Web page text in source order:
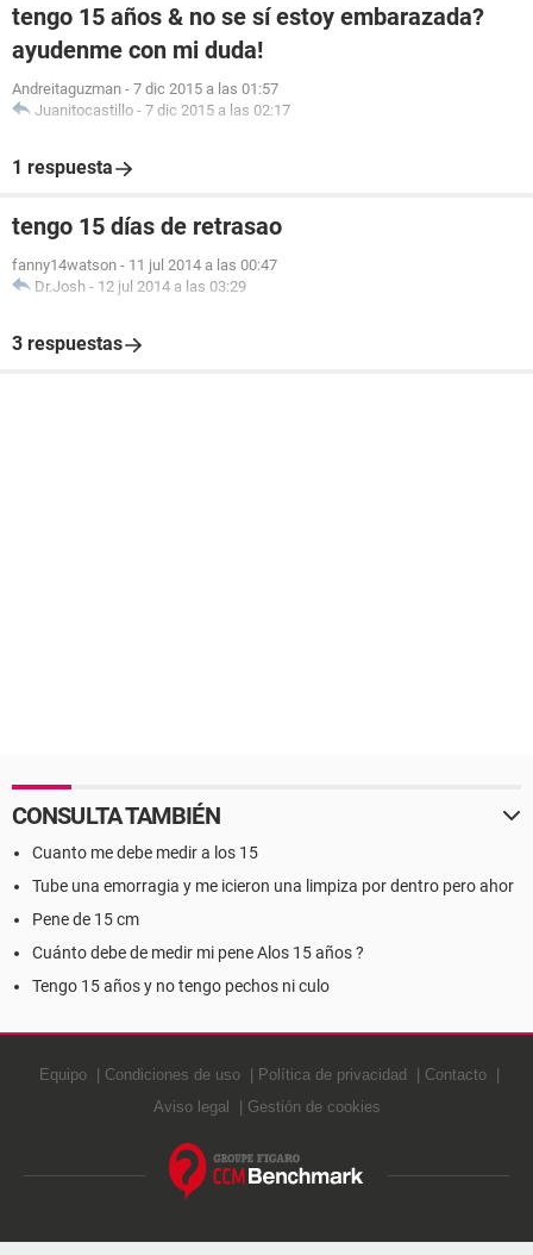
tengo 15 años & no se sí estoy embarazada?
ayudenme con mi duda!
Andreitaguzman - 7 dic 2015 a las 01:57
Juanitocastillo - 7 dic 2015 a las 02:17
1 respuesta
tengo 15 días de retrasao
fanny14watson - 11 jul 2014 a las 00:47
Dr.Josh - 12 jul 2014 a las 03:29
3 respuestas
CONSULTA TAMBIÉN
Cuanto me debe medir a los 15
Tube una emorragia y me icieron una limpiza por dentro pero ahor
Pene de 15 cm
Cuánto debe de medir mi pene Alos 15 años ?
Tengo 15 años y no tengo pechos ni culo
Equipo Condiciones de uso Política de privacidad
Contacto
Aviso legal
Gestión de cookies